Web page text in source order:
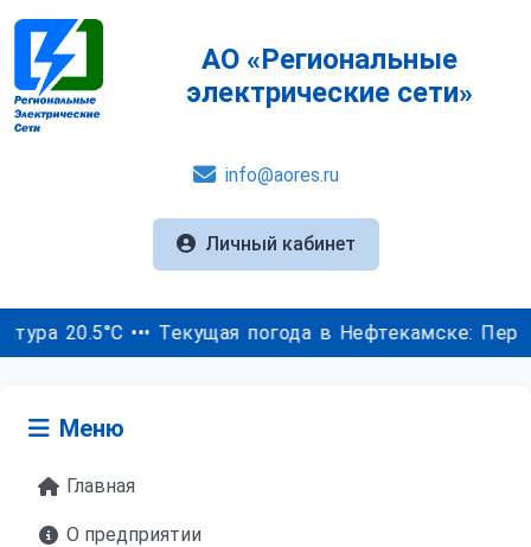
АО «Региональные
электрические сети»
info@aores.ru
Личный кабинет
••• Текущая погода в Нефтекамске:
Меню
Главная
О предприятии